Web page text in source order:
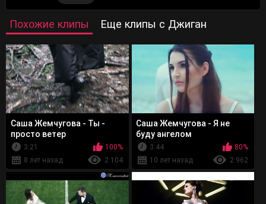
Похожие клипы Еще клипы с Джиган
Саша Жемчугова - Ты -
просто ветер
3:21
100%
8 лет назад
2 104
Саша Жемчугова - Я не
буду ангелом
3:44
80%
10 лет назад
2 962